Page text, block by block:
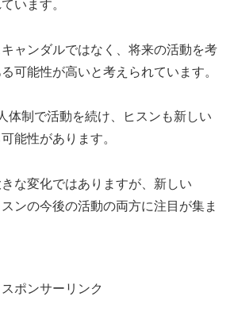
います。
ャンダルではなく、将来の活動を考
可能性が高いと考えられています。
体制で活動を続け、ヒスンも新しい
能性があります。
な変化ではありますが、新しい
ンの今後の活動の両方に注目が集ま
スポンサーリンク